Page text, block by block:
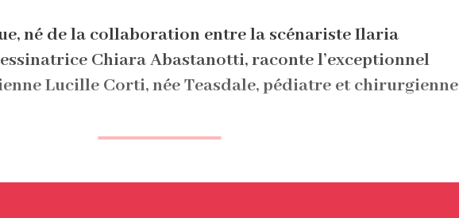
né de la collaboration entre la scénariste Ilaria
Chiara Abastanotti, raconte l’exceptionnel
Lucille Corti, née Teasdale, pédiatre et chirurgienne